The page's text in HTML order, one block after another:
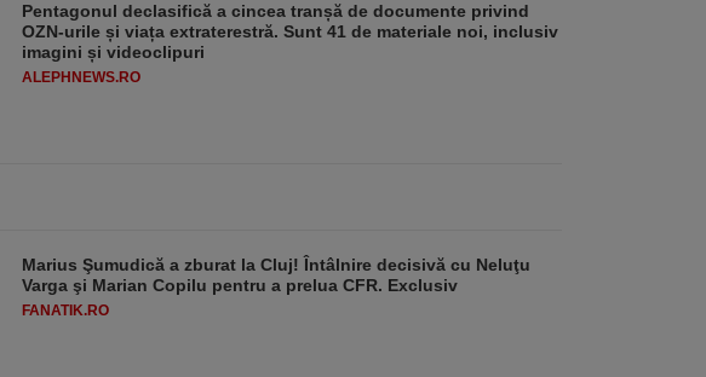
Pentagonul declasifică a cincea tranșă de documente privind
OZN-urile și viața extraterestră. Sunt 41 de materiale noi, inclusiv
imagini și videoclipuri
ALEPHNEWS.RO
Marius Şumudică a zburat la Cluj! Întâlnire decisivă cu Neluţu
Varga şi Marian Copilu pentru a prelua CFR. Exclusiv
FANATIK.RO